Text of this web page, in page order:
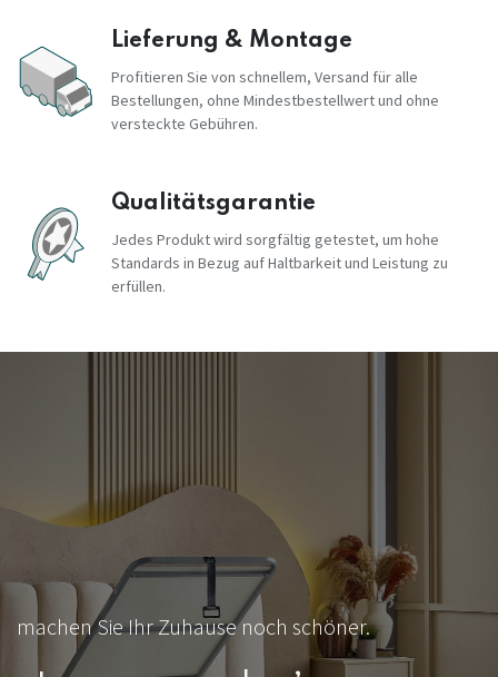
Lieferung & Montage
Profitieren Sie von schnellem, Versand für alle
Bestellungen, ohne Mindestbestellwert und ohne
versteckte Gebühren.
Qualitätsgarantie
Jedes Produkt wird sorgfältig getestet, um hohe
Standards in Bezug auf Haltbarkeit und Leistung zu
erfüllen.
machen Sie Ihr Zuhause noch schöner.